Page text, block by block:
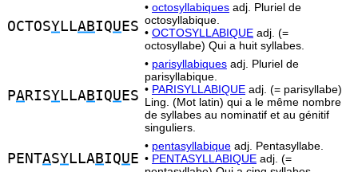
OCTOSYLLABIQU ES
• octosyllabiques adj. Pluriel de
octosyllabique.
• OCTOSYLLABIQUE adj. (=
octosyllabe) Qui a huit syllabes.
PARISYLLABIQU ES
• parisyllabiques adj. Pluriel de
parisyllabique.
• PARISYLLABIQUE adj. (= parisyllabe)
Ling. (Mot latin) qui a le même nombre
de syllabes au nominatif et au génitif
singuliers.
PENTASYLLABIQU E
• pentasyllabique adj. Pentasyllabe.
• PENTASYLLABIQUE adj. (=